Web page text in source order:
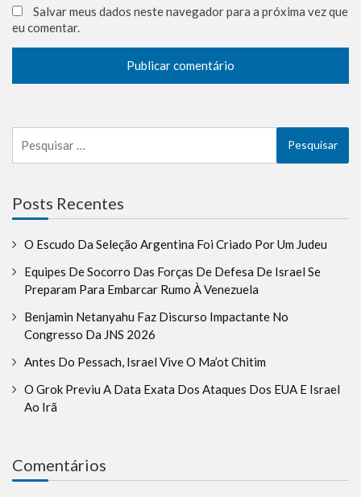
Salvar meus dados neste navegador para a próxima vez que
eu comentar.
por:
Posts Recentes
O Escudo Da Seleção Argentina Foi Criado Por Um Judeu
Equipes De Socorro Das Forças De Defesa De Israel Se
Preparam Para Embarcar Rumo À Venezuela
Benjamin Netanyahu Faz Discurso Impactante No
Congresso Da JNS 2026
Antes Do Pessach, Israel Vive O Ma’ot Chitim
O Grok Previu A Data Exata Dos Ataques Dos EUA E Israel
Ao Irã
Comentários